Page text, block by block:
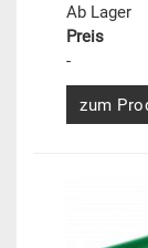
Ab Lager
Preis
-
zum